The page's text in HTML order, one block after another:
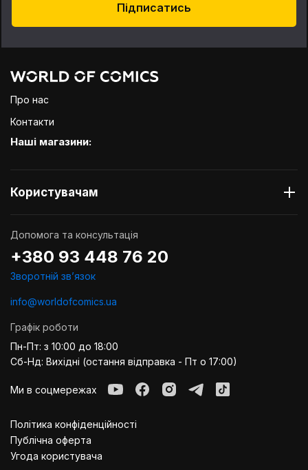
Підписатись
Про нас
Контакти
Наші магазини:
Користувачам
Допомога та консультація
+380 93 448 76 20
Зворотній звʼязок
info@worldofcomics.ua
Графік роботи
Пн-Пт: з 10:00 до 18:00
Сб-Нд: Вихідні (остання відправка - Пт о 17:00)
Ми в соцмережах
Політика конфіденційності
Публiчна оферта
Угода користувача